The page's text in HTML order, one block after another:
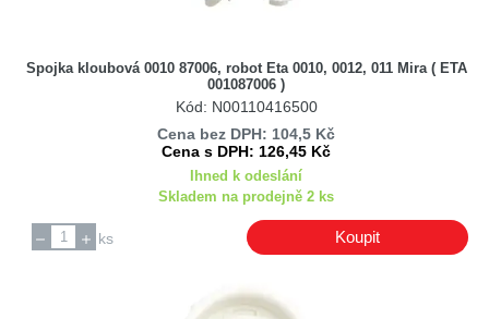
Whirlpool / Indesit
Spojka kloubová 0010 87006, robot Eta 0010, 0012, 011 Mira ( ETA
001087006 )
Kód: N00110416500
Cena bez DPH: 104,5 Kč
Cena s DPH: 126,45 Kč
Ihned k odeslání
Skladem na prodejně 2 ks
ks Koupit